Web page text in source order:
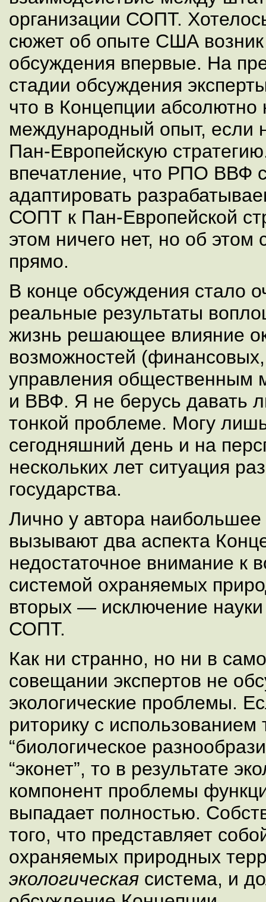
организации СОПТ.
сюжет об опыте США возник
обсуждения впервые. На
стадии обсуждения
что в Концепции абсолютно
международный опыт, если
Пан-Европейскую
впечатление, что РПО ВВФ
адаптировать
СОПТ к Пан-Европейской
этом ничего нет, но об этом
прямо.
В конце обсуждения стало
реальные результаты
жизнь решающее влияние
возможностей
управления общественным
и ВВФ. Я не берусь давать
тонкой проблеме. Могу
сегодняшний день и на
нескольких лет ситуация
государства.
Лично у автора наибольшее
вызывают два аспекта
недостаточное внимание к
системой охраняемых
вторых — исключение науки
СОПТ.
Как ни странно, но ни в
совещании экспертов не
экологические проблемы.
риторику с использованием
“биологическое
“эконет”, то в результате
компонент проблемы
выпадает полностью.
того, что представляет
охраняемых природных
экологическая система, и